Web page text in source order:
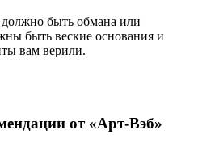
быть обмана или
быть веские основания и
вам верили.
от «Арт-Вэб»